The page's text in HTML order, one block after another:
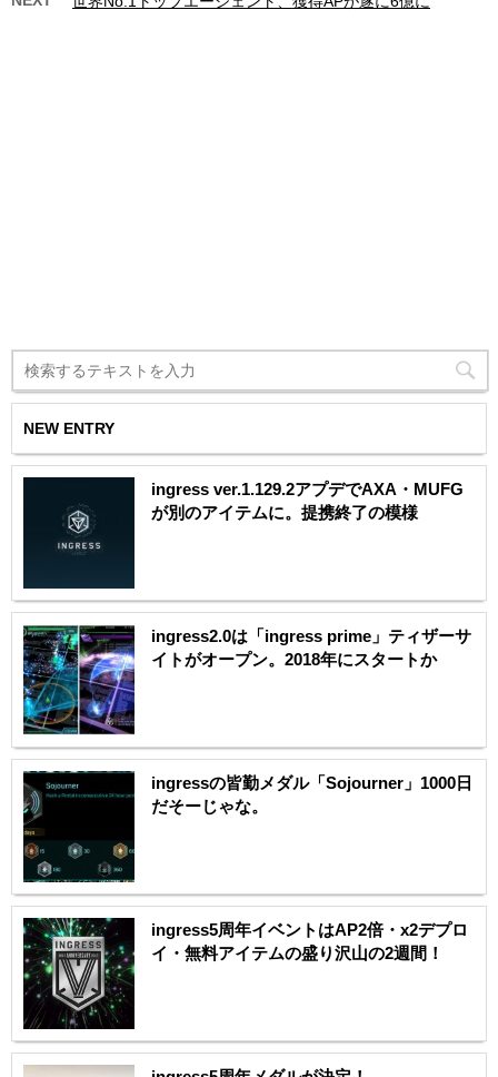
NEW ENTRY
ingress ver.1.129.2アプデでAXA・MUFG
が別のアイテムに。提携終了の模様
ingress2.0は「ingress prime」ティザーサ
イトがオープン。2018年にスタートか
ingressの皆勤メダル「Sojourner」1000日
だそーじゃな。
ingress5周年イベントはAP2倍・x2デプロ
イ・無料アイテムの盛り沢山の2週間！